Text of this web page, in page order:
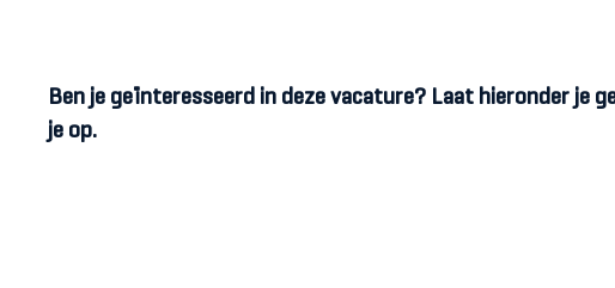
Ben je geïnteresseerd in deze vacature? Laat hieronder je
je op.